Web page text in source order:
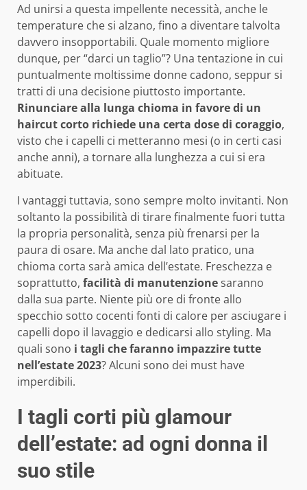
Ad unirsi a questa impellente necessità, anche le
temperature che si alzano, fino a diventare talvolta
davvero insopportabili. Quale momento migliore
dunque, per “darci un taglio”? Una tentazione in cui
puntualmente moltissime donne cadono, seppur si
tratti di una decisione piuttosto importante.
Rinunciare alla lunga chioma in favore di un
haircut corto richiede una certa dose di coraggio,
visto che i capelli ci metteranno mesi (o in certi casi
anche anni), a tornare alla lunghezza a cui si era
abituate.
I vantaggi tuttavia, sono sempre molto invitanti. Non
soltanto la possibilità di tirare finalmente fuori tutta
la propria personalità, senza più frenarsi per la
paura di osare. Ma anche dal lato pratico, una
chioma corta sarà amica dell’estate. Freschezza e
soprattutto, facilità di manutenzionesaranno
dalla sua parte. Niente più ore di fronte allo
specchio sotto cocenti fonti di calore per asciugare i
capelli dopo il lavaggio e dedicarsi allo styling. Ma
quali sono i tagli che faranno impazzire tutte
nell’estate 2023? Alcuni sono dei must have
imperdibili.
I tagli corti più glamour
dell’estate: ad ogni donna il
suo stile